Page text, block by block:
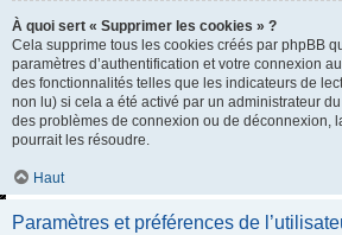
À quoi sert « Supprimer les cookies » ?
Cela supprime tous les cookies créés par phpBB
paramètres d’authentification et votre connexion
des fonctionnalités telles que les indicateurs de
non lu) si cela a été activé par un administrateur
des problèmes de connexion ou de déconnexion,
pourrait les résoudre.
Haut
Paramètres et préférences de